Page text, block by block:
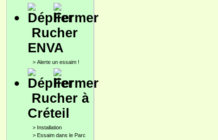
Rucher
ENVA
> Alerte un essaim !
Rucher à
Créteil
> Installation
> Essaim dans le Parc